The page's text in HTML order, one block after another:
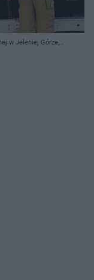
w Jeleniej Górze,
screen/